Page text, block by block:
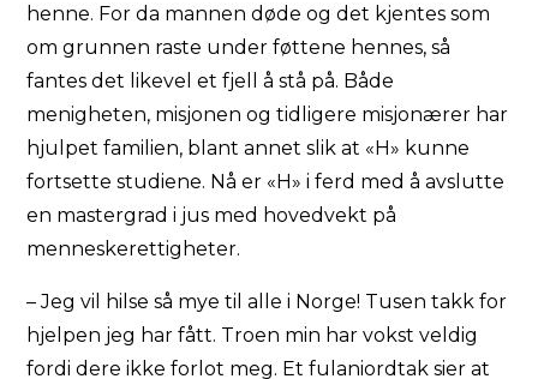
henne. For da mannen døde og det kjentes som
om grunnen raste under føttene hennes, så
fantes det likevel et fjell å stå på. Både
menigheten, misjonen og tidligere misjonærer har
hjulpet familien, blant annet slik at «H» kunne
fortsette studiene. Nå er «H» i ferd med å avslutte
en mastergrad i jus med hovedvekt på
menneskerettigheter.
– Jeg vil hilse så mye til alle i Norge! Tusen takk for
hjelpen jeg har fått. Troen min har vokst veldig
fordi dere ikke forlot meg. Et fulaniordtak sier at